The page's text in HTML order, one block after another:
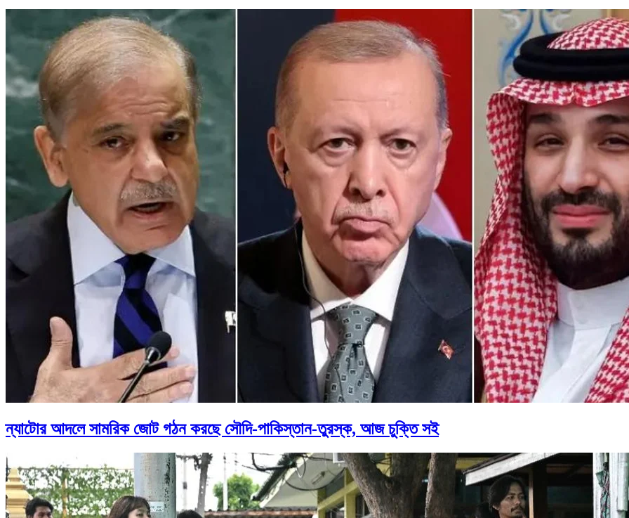
ন্যাটোর আদলে সামরিক জোট গঠন করছে সৌদি-পাকিস্তান-তুরস্ক, আজ চুক্তি সই